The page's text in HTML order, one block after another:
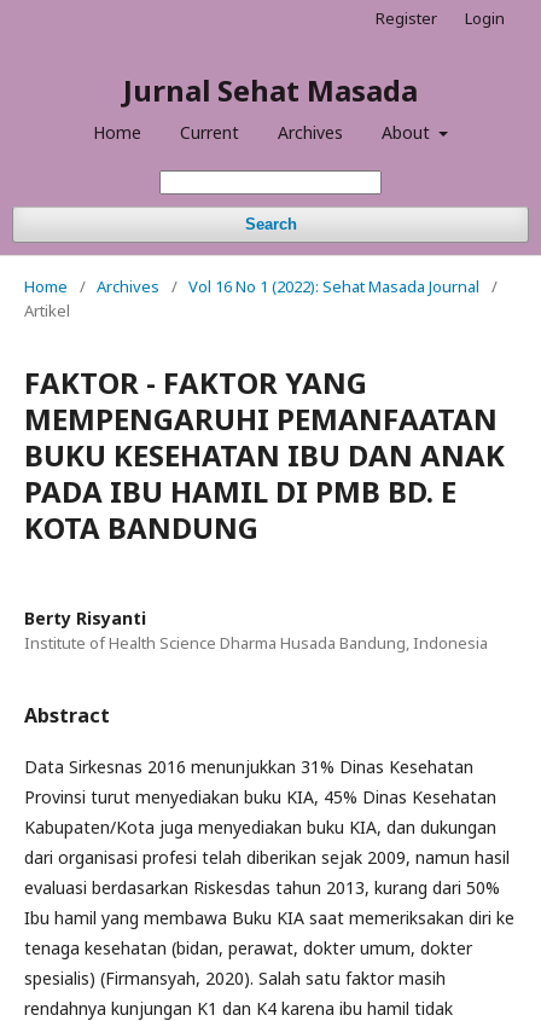
Jurnal Sehat Masada
Home Current Archives About
Search
Register Login
Home / Archives / Vol 16 No 1 (2022): Sehat Masada Journal
/
Artikel
FAKTOR - FAKTOR YANG
MEMPENGARUHI PEMANFAATAN
BUKU KESEHATAN IBU DAN ANAK
PADA IBU HAMIL DI PMB BD. E
KOTA BANDUNG
Berty Risyanti
Institute of Health Science Dharma Husada Bandung, Indonesia
Abstract
Data Sirkesnas 2016 menunjukkan 31% Dinas Kesehatan
Provinsi turut menyediakan buku KIA, 45% Dinas Kesehatan
Kabupaten/Kota juga menyediakan buku KIA, dan dukungan
dari organisasi profesi telah diberikan sejak 2009, namun hasil
evaluasi berdasarkan Riskesdas tahun 2013, kurang dari 50%
Ibu hamil yang membawa Buku KIA saat memeriksakan diri ke
tenaga kesehatan (bidan, perawat, dokter umum, dokter
spesialis) (Firmansyah, 2020). Salah satu faktor masih
rendahnya kunjungan K1 dan K4 karena ibu hamil tidak